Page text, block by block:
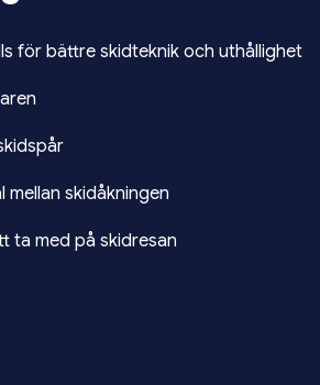
för bättre skidteknik och uthållighet
mellan skidåkningen
ta med på skidresan